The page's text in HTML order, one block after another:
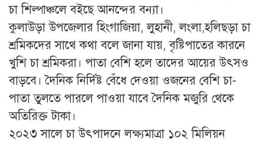
চা শিল্পাঞ্চলে বইছে আনন্দের বন্যা।
কুলাউড়া উপজেলার হিংগাজিয়া, লুহানী, লংলা,হলিছড়া চা
শ্রমিকদের সাথে কথা বলে জানা যায়, বৃষ্টিপাতের কারনে
খুশি চা শ্রমিকরা। পাতা বেশি হলে তাদের আয়ের উৎসও
বাড়বে। দৈনিক নির্দিষ্ট বেঁধে দেওয়া ওজনের বেশি চা-
পাতা তুলতে পারলে পাওয়া যাবে দৈনিক মজুরি থেকে
অতিরিক্ত টাকা।
২০২৩ সালে চা উৎপাদনে লক্ষ্যমাত্রা ১০২ মিলিয়ন